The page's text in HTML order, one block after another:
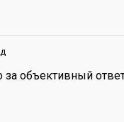
за объективный